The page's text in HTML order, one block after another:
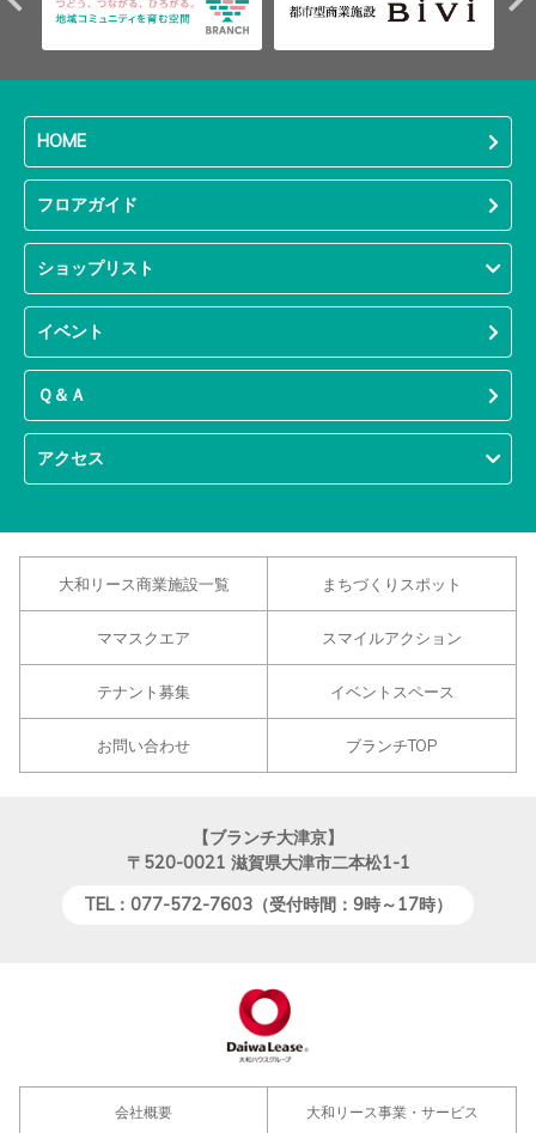
HOME
フロアガイド
ショップリスト
イベント
Ｑ＆Ａ
アクセス
大和リース商業施設一覧 まちづくりスポット
ママスクエア スマイルアクション
テナント募集 イベントスペース
お問い合わせ ブランチTOP
【ブランチ大津京】
〒520-0021 滋賀県大津市二本松1-1
TEL：077-572-7603（受付時間：9時～17時）
会社概要 大和リース事業・サービス